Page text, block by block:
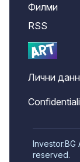
Филми
RSS
Лични
reserved.